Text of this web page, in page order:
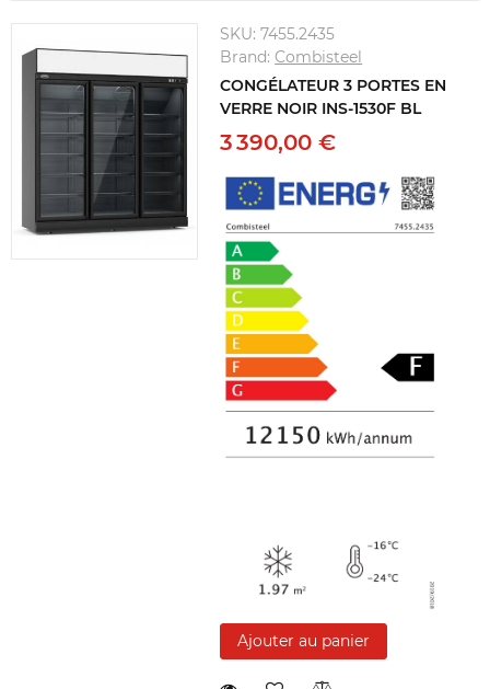
SKU:7455.2435
Brand:Combisteel
CONGÉLATEUR 3 PORTES EN
VERRE NOIR INS-1530F BL
3 390,00 €
Ajouter au panier